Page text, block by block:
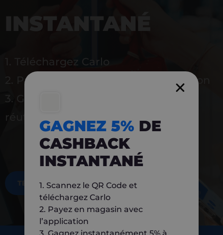
INSTANTANÉ
1. Téléchargez Carlo
2. Payez en magasin avec l’application
3. Gagnez instantanément 5 % à
réutiliser
TÉLÉCHARGEZ MAINTENANT
GAGNEZ 5% DE
CASHBACK
INSTANTANÉ
1. Scannez le QR Code et
téléchargez Carlo
2. Payez en magasin avec
l’application
3. Gagnez instantanément 5% à